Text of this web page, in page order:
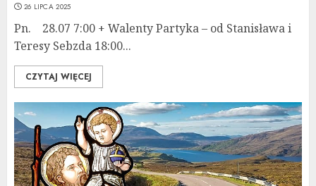
26 LIPCA 2025
Pn. 28.07 7:00 + Walenty Partyka – od Stanisława i
Teresy Sebzda 18:00...
CZYTAJ WIĘCEJ